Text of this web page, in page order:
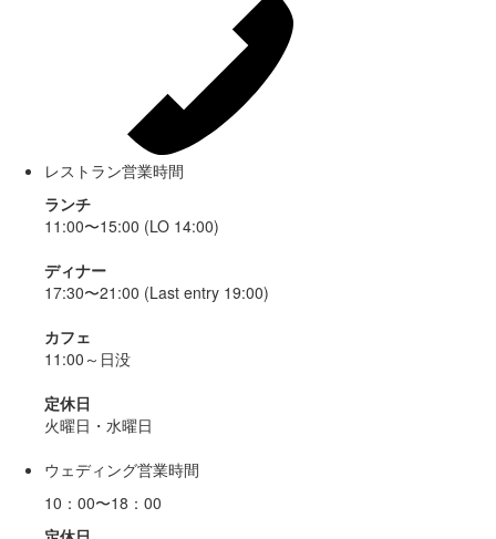
レストラン営業時間
ランチ
11:00〜15:00 (LO 14:00)
ディナー
17:30〜21:00 (Last entry 19:00)
カフェ
11:00～日没
定休日
火曜日・水曜日
ウェディング営業時間
10：00〜18：00